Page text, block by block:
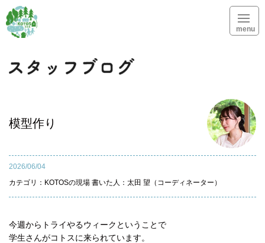
menu
模型作り
2026/06/04
カテゴリ： KOTOSの現場 書いた人：太田 望（コーディネーター）
今週からトライやるウィークということで
学生さんがコトスに来られています。